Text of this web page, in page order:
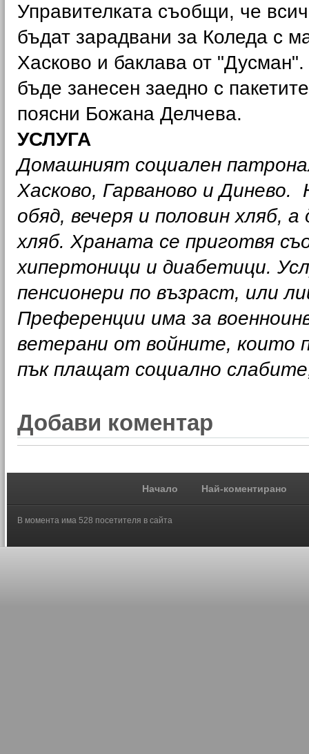
Управителката съобщи, че
бъдат зарадвани за Коледа с
Хасково и баклава от
бъде занесен заедно с
поясни Божана Делчева.
УСЛУГА
Домашният социален
Хасково, Гарваново и
обяд, вечеря и половин хляб,
хляб. Храната се приготвя
хипертоници и диабетици.
пенсионери по възраст, или
Преференции има за
ветерани от войните, които
пък плащат социално
Добави коментар
Начало Най-коментирано
В момента има 528 посетителя в сайта